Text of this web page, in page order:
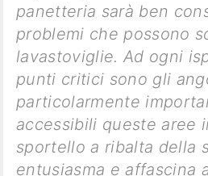
panetteria sarà ben
problemi che possono
lavastoviglie. Ad ogni
punti critici sono gli
particolarmente
accessibili queste aree
sportello a ribalta della
entusiasma e affascina